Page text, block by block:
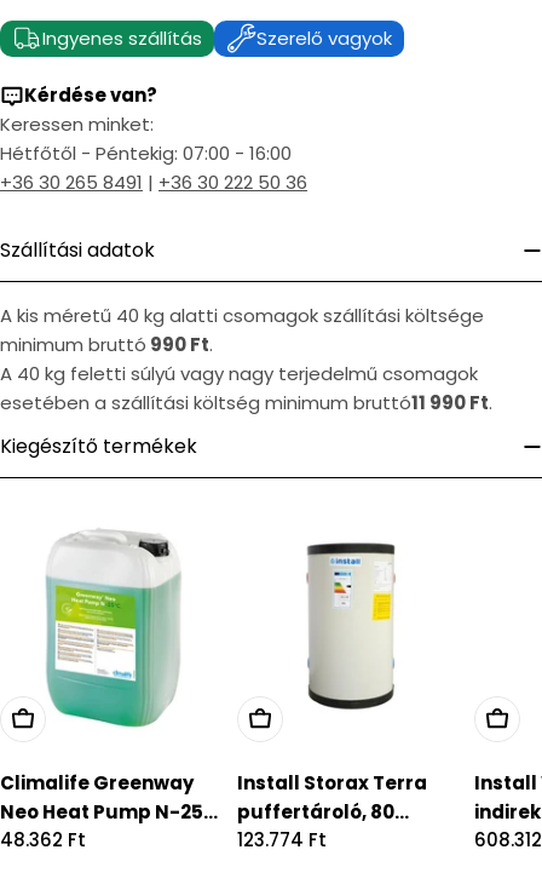
Ingyenes szállítás Szerelő vagyok
Kérdése van?
Keressen minket:
Hétfőtől - Péntekig: 07:00 - 16:00
+36 30 265 8491 | +36 30 222 50 36
Szállítási adatok
A kis méretű 40 kg alatti csomagok szállítási költsége
minimum bruttó 990 Ft.
A 40 kg feletti súlyú vagy nagy terjedelmű csomagok
esetében a szállítási költség minimum bruttó11 990 Ft.
Kiegészítő termékek
Climalife Greenway
Neo Heat Pump N-25...
Regular
48.362 Ft
Install Storax Terra
puffertároló, 80...
Regular
123.774 Ft
Install